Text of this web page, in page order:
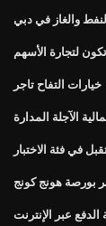
والغاز في دبي
لتجارة الأسهم
خيارات التفاح تاجر
الآجلة المدارة
في فئة الاختبار
بورصة هونج كونج